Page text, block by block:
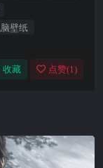
壁纸
收藏 点赞(1)